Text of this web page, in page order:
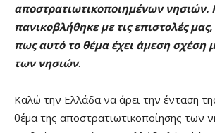
αποστρατιωτικοποιημένων νησιών.
πανικοβλήθηκε με τις επιστολές
πως αυτό το θέμα έχει άμεση σχέση
των νησιών.
Καλώ την Ελλάδα να άρει την ένταση
θέμα της αποστρατιωτικοποίησης των